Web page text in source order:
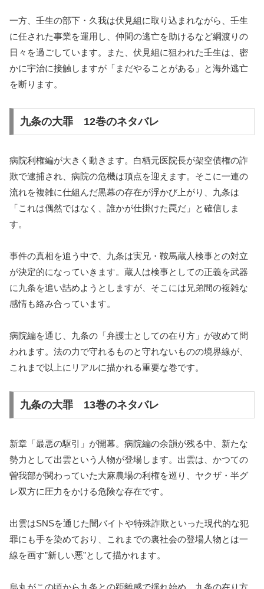
一方、壬生の部下・久我は伏見組に取り込まれながら、壬生
に任された事業を運用し、仲間の逃亡を助けるなど綱渡りの
日々を過ごしています。また、伏見組に狙われた壬生は、密
かに宇治に接触しますが「まだやることがある」と海外逃亡
を断ります。
九条の大罪 12巻のネタバレ
病院利権編が大きく動きます。白栖元医院長が架空債権の詐
欺で逮捕され、病院の危機は頂点を迎えます。そこに一連の
流れを複雑に仕組んだ黒幕の存在が浮かび上がり、九条は
「これは偶然ではなく、誰かが仕掛けた罠だ」と確信しま
す。
事件の真相を追う中で、九条は実兄・鞍馬蔵人検事との対立
が決定的になっていきます。蔵人は検事としての正義を武器
に九条を追い詰めようとしますが、そこには兄弟間の複雑な
感情も絡み合っています。
病院編を通じ、九条の「弁護士としての在り方」が改めて問
われます。法の力で守れるものと守れないものの境界線が、
これまで以上にリアルに描かれる重要な巻です。
九条の大罪 13巻のネタバレ
新章「最悪の駆引」が開幕。病院編の余韻が残る中、新たな
勢力として出雲という人物が登場します。出雲は、かつての
曽我部が関わっていた大麻農場の利権を巡り、ヤクザ・半グ
レ双方に圧力をかける危険な存在です。
出雲はSNSを通じた闇バイトや特殊詐欺といった現代的な犯
罪にも手を染めており、これまでの裏社会の登場人物とは一
線を画す”新しい悪”として描かれます。
烏丸がこの頃から九条との距離感で揺れ始め、九条の在り方